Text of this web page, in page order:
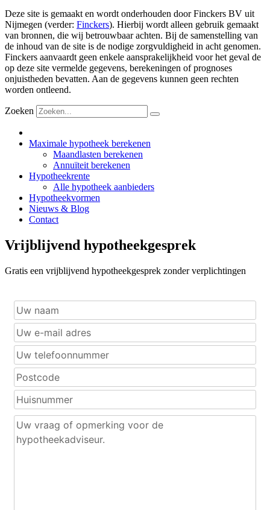
Deze site is gemaakt en wordt onderhouden door Finckers BV uit
Nijmegen (verder: Finckers). Hierbij wordt alleen gebruik gemaakt
van bronnen, die wij betrouwbaar achten. Bij de samenstelling van
de inhoud van de site is de nodige zorgvuldigheid in acht genomen.
Finckers aanvaardt geen enkele aansprakelijkheid voor het geval de
op deze site vermelde gegevens, berekeningen of prognoses
onjuistheden bevatten. Aan de gegevens kunnen geen rechten
worden ontleend.
Zoeken
Maximale hypotheek berekenen
Maandlasten berekenen
Annuïteit berekenen
Hypotheekrente
Alle hypotheek aanbieders
Hypotheekvormen
Nieuws & Blog
Contact
Vrijblijvend hypotheekgesprek
Gratis een vrijblijvend hypotheekgesprek zonder verplichtingen